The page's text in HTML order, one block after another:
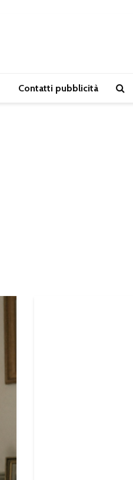
Contatti pubblicità